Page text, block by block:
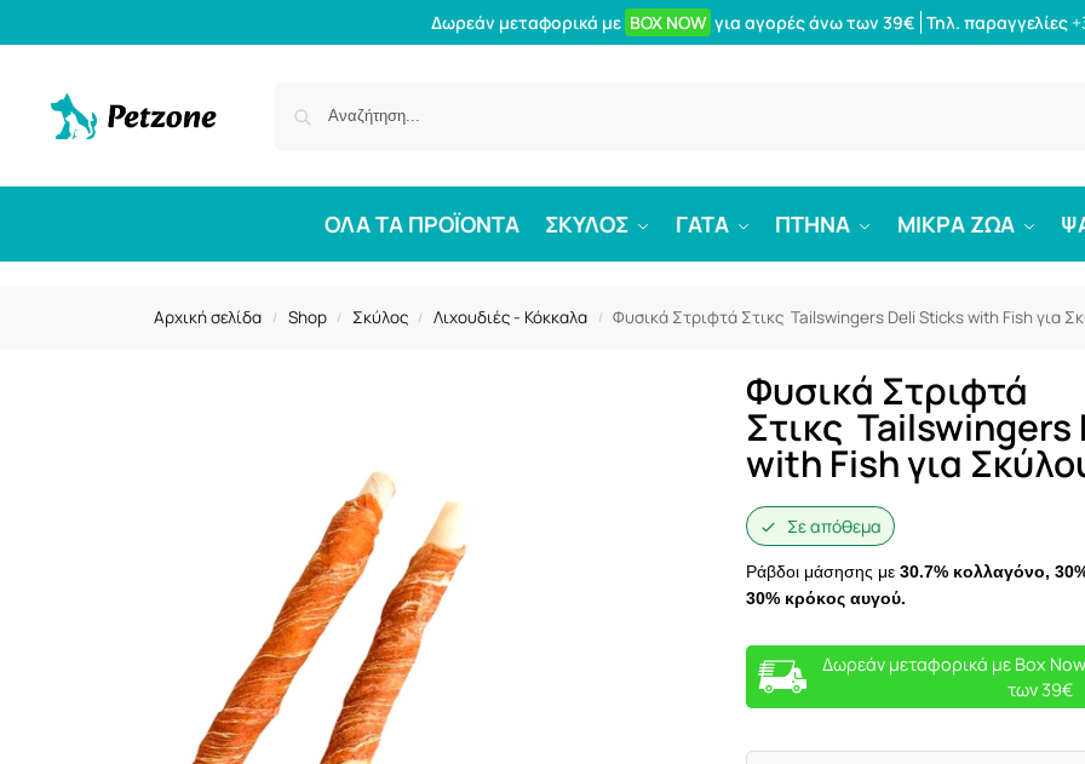
Δωρεάν μεταφορικά με BOX NOW για αγορές άνω των 39€ Τηλ. παραγγελίες
ΟΛΑ ΤΑ ΠΡΟΪΟΝΤΑ ΣΚΥΛΟΣ ΓΑΤΑ ΠΤΗΝΑ ΜΙΚΡΑ ΖΩΑ
Αρχική σελίδα / Shop / Σκύλος / Λιχουδιές - Κόκκαλα / Φυσικά Στριφτά Στικς Tailswingers Deli Sticks with Fish για
Φυσικά Στριφτά
Στικς
with Fish για
Σε απόθεμα
Ράβδοι μάσησης με 30.7% κολλαγόνο,
30% κρόκος αυγού.
Δωρεάν μεταφορικά με Box
των 39€